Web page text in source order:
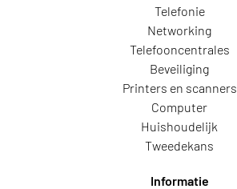
Telefonie
Networking
Telefooncentrales
Beveiliging
Printers en scanners
Computer
Huishoudelijk
Tweedekans
Informatie